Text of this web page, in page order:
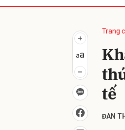
Trang
tế
ĐAN